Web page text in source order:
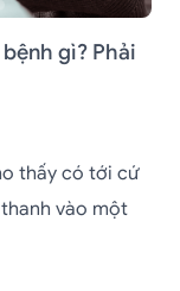
gì? Phải
thấy có tới cứ
vào một